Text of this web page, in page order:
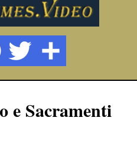
e Sacramenti